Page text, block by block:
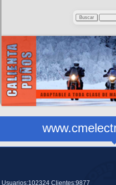
Usuarios:102324 Clientes:9877